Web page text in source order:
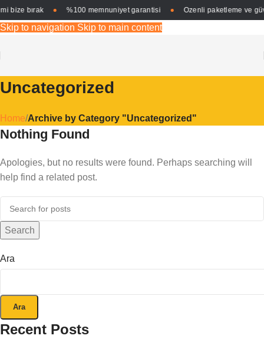
bize bırak %100 memnuniyet garantisi Özenli paketleme ve
Skip to navigation Skip to main content
Uncategorized
Home/Archive by Category "Uncategorized"
Nothing Found
Apologies, but no results were found. Perhaps searching will
help find a related post.
Search
Ara
Ara
Recent Posts